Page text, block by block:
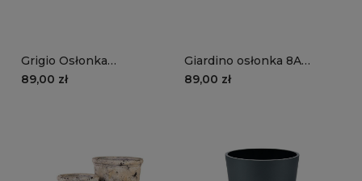
Grigio Osłonka
cementowa z dekorem A
89,00 zł
Giardino osłonka 8A
(większa)
89,00 zł